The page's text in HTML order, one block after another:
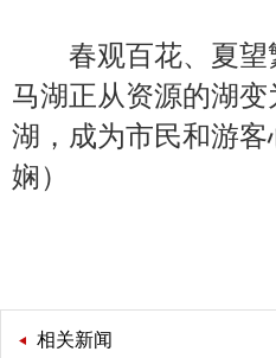
春观百花、夏望
马湖正从资源的湖
湖，成为市民和游
娴）
相关新闻